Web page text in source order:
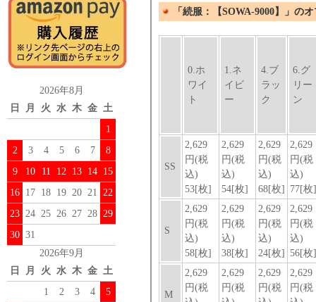
2026年8月
日
月 火 水 木 金 土
1
2
3 4 5 6 7
8
9
10 11 12 13 14 15
16 17 18 19 20 21 22
23 24 25 26 27 28 29
30 31
2026年9月
日
月 火 水 木 金 土
1
2 3 4
5